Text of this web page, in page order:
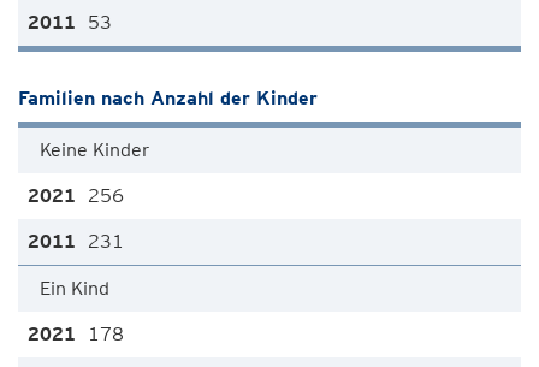
53
Familien nach Anzahl der Kinder
Keine Kinder
256
231
Ein Kind
178